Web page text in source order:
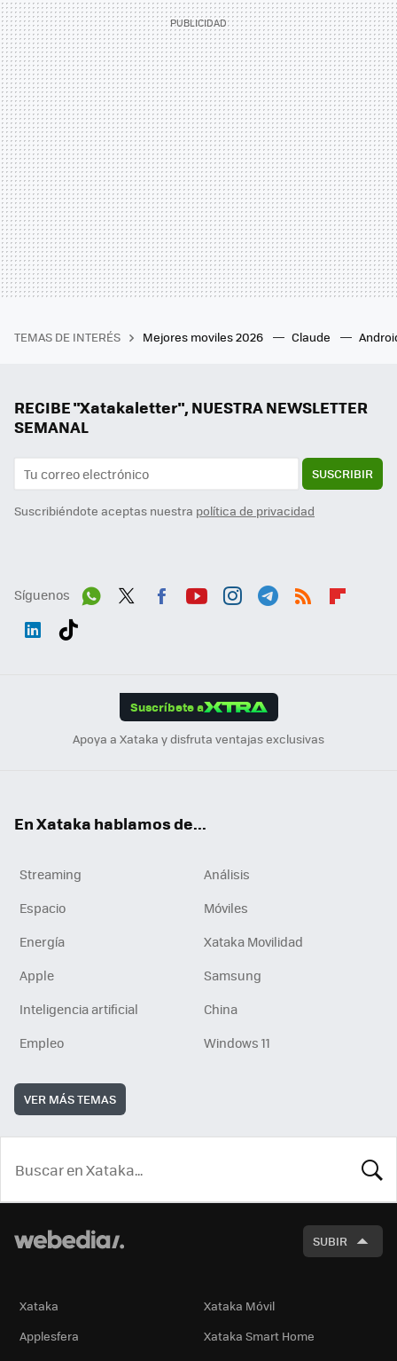
TEMAS DE INTERÉS Mejores moviles 2026 Claude
RECIBE "Xatakaletter", NUESTRA NEWSLETTER
SEMANAL
SUSCRIBIR
Suscribiéndote aceptas nuestra política de privacidad
Síguenos
Suscríbete a
Apoya a Xataka y disfruta ventajas exclusivas
En Xataka hablamos de...
Streaming
Análisis
Espacio
Móviles
Energía
Xataka Movilidad
Apple
Samsung
Inteligencia artificial
China
Empleo
Windows 11
VER MÁS TEMAS
SUBIR
Xataka
Xataka Móvil
Applesfera
Xataka Smart Home